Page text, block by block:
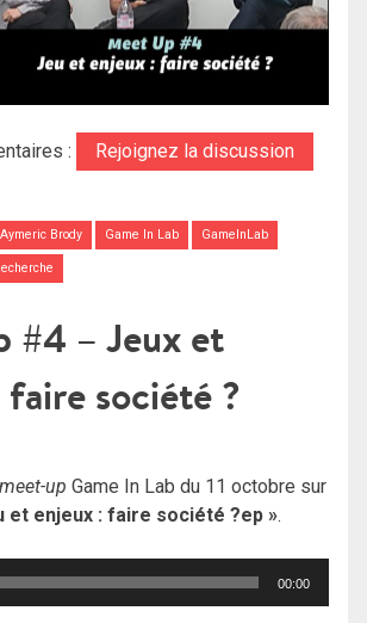
: Rejoignez la discussion
Aymeric Brody Game In Lab GameInLab
#4 – Jeux et
société ?
meet-up Game In Lab du 11 octobre sur
et enjeux : faire société ?ep ».
00:00